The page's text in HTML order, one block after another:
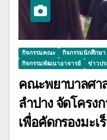
กิจกรรมคณะ กิจกรรมนักศึกษา
กิจกรรมพัฒนาอาจารย์
ข่าวป
คณะพยาบาลศา
ลำปาง จัดโครง
เพื่อคัดกรองมะเ